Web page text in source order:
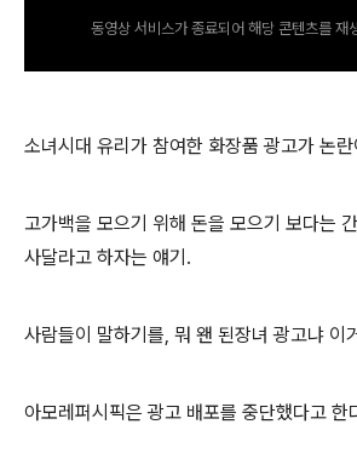
동영상 서비스가 종료되어 해당 콘텐츠를 재
소녀시대 유리가 참여한 화장품 광고가 논란
고가백을 모으기 위해 돈을 모으기 보다는
사달라고 하자는 얘기.
사람들이 말하기를, 뭐 왠 된장녀 광고냐 이
아모레퍼시픽은 광고 배포를 중단했다고 한